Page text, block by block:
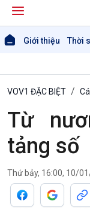
Giới thiệu Thời
VOV1 ĐẶC BIỆT
Từ
tảng số
Thứ bảy, 16:00, 10/